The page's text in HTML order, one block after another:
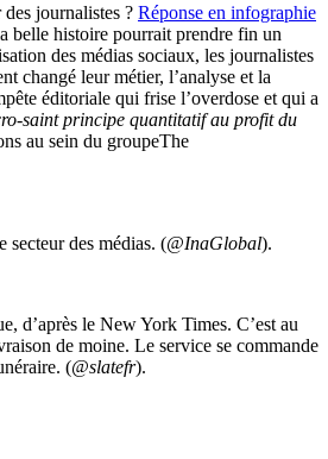
journalistes ? Réponse en infographie
belle histoire pourrait prendre fin un
des médias sociaux, les journalistes
changé leur métier, l’analyse et la
éditoriale qui frise l’overdose et qui a
saint principe quantitatif au profit du
au sein du groupeThe
secteur des médias. (@InaGlobal).
d’après le New York Times. C’est au
de moine. Le service se commande
(@slatefr).